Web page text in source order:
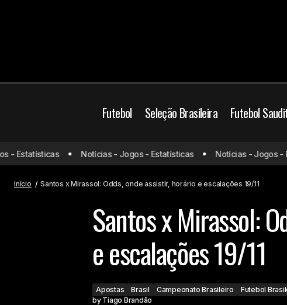
Futebol Seleção Brasileira Futebol
Grêmio x Vasco: Odds, onde assistir,
horário e escalações 19/11
Apostas Brasil
Jogos de hoje
Jogos do
Estatísticas Notícias - Jogos - Estatísticas Notícias - Jogos -
Início Santos x Mirassol: Odds, onde assistir, horário e escalações 19/11
Santos x Mirassol:
e escalações 19/11
Apostas Brasil Campeonato Brasileiro Futebol
by Tiago Brandão